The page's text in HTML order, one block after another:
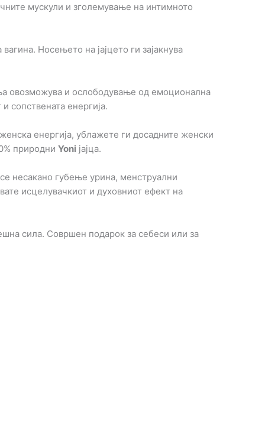
мускули и зголемување на интимното
Носењето на јајцето ги зајакнува
овозможува и ослободување од емоционална
сопствената енергија.
енергија, ублажете ги досадните женски
природни Yoni јајца.
несакано губење урина, менструални
исцелувачкиот и духовниот ефект на
сила. Совршен подарок за себеси или за